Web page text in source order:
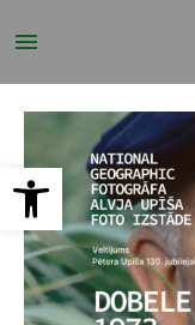
Open toolbar
uz
galveno